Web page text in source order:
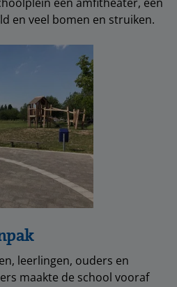
en veel bomen en struiken.
leerlingen, ouders en
maakte de school vooraf